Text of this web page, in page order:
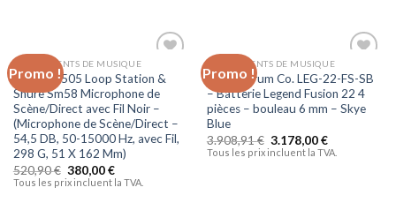
Promo !
à la liste
d’envies
INSTRUMENTS DE MUSIQUE
Boss RC-505 Loop Station &
Shure Sm58 Microphone de
Scène/Direct avec Fil Noir –
(Microphone de Scène/Direct –
54,5 DB, 50-15000 Hz, avec Fil,
298 G, 51 X 162 Mm)
520,90€ 380,00€
Tous les prix incluent la TVA.
Promo !
à la liste
d’envies
INSTRUMENTS DE MUSIQUE
British Drum Co. LEG-22-FS-SB
– Batterie Legend Fusion 22 4
pièces – bouleau 6 mm – Skye
Blue
3.908,91€ 3.178,00€
Tous les prix incluent la TVA.